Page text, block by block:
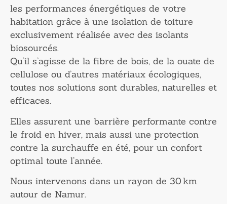
les performances énergétiques de votre
habitation grâce à une isolation de toiture
exclusivement réalisée avec des isolants
biosourcés.
Qu’il s’agisse de la fibre de bois, de la ouate de
cellulose ou d’autres matériaux écologiques,
toutes nos solutions sont durables, naturelles et
efficaces.
Elles assurent une barrière performante contre
le froid en hiver, mais aussi une protection
contre la surchauffe en été, pour un confort
optimal toute l’année.
Nous intervenons dans un rayon de 30 km
autour de Namur.